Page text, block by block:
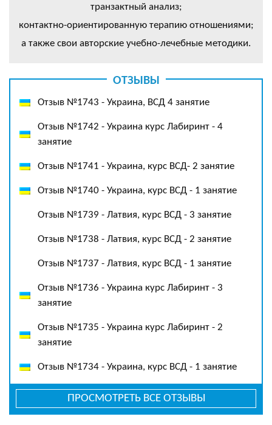
транзактный анализ;
контактно-ориентированную терапию отношениями;
а также свои авторские учебно-лечебные методики.
ОТЗЫВЫ
Отзыв №1743 - Украина, ВСД 4 занятие
Отзыв №1742 - Украина курс Лабиринт - 4
занятие
Отзыв №1741 - Украина, курс ВСД- 2 занятие
Отзыв №1740 - Украина, курс ВСД - 1 занятие
Отзыв №1739 - Латвия, курс ВСД - 3 занятие
Отзыв №1738 - Латвия, курс ВСД - 2 занятие
Отзыв №1737 - Латвия, курс ВСД - 1 занятие
Отзыв №1736 - Украина курс Лабиринт - 3
занятие
Отзыв №1735 - Украина курс Лабиринт - 2
занятие
Отзыв №1734 - Украина, курс ВСД - 1 занятие
ПРОСМОТРЕТЬ ВСЕ ОТЗЫВЫ